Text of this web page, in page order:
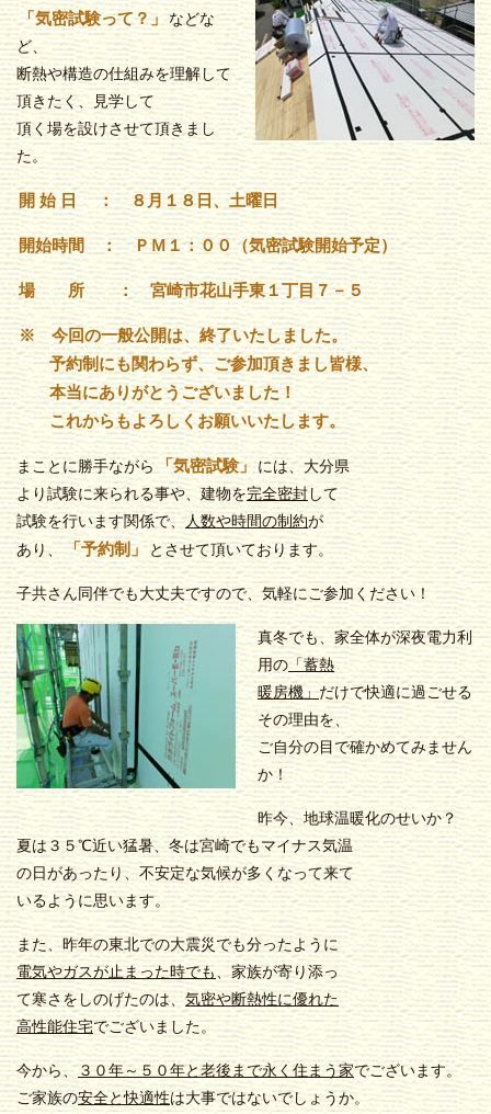
「気密試験って？」などな
ど、
断熱や構造の仕組みを理解して
頂きたく、見学して
頂く場を設けさせて頂きまし
た。
開 始 日 ： ８月１８日、土曜日
開始時間 ： ＰＭ１：００（気密試験開始予定）
場 所 ： 宮崎市花山手東１丁目７－５
※ 今回の一般公開は、終了いたしました。
予約制にも関わらず、ご参加頂きまし皆様、
本当にありがとうございました！
これからもよろしくお願いいたします。
まことに勝手ながら「気密試験」には、大分県
より試験に来られる事や、建物を完全密封して
試験を行います関係で、人数や時間の制約が
あり、「予約制」とさせて頂いております。
子共さん同伴でも大丈夫ですので、気軽にご参加ください！
真冬でも、家全体が深夜電力利
用の「蓄熱
暖房機」だけで快適に過ごせる
その理由を、
ご自分の目で確かめてみません
か！
昨今、地球温暖化のせいか？
夏は３５℃近い猛暑、冬は宮崎でもマイナス気温
の日があったり、不安定な気候が多くなって来て
いるように思います。
また、昨年の東北での大震災でも分ったように
電気やガスが止まった時でも、家族が寄り添っ
て寒さをしのげたのは、気密や断熱性に優れた
高性能住宅でございました。
今から、３０年～５０年と老後まで永く住まう家でございます。
ご家族の安全と快適性は大事ではないでしょうか。